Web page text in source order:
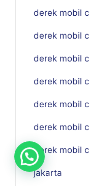
derek mobil
derek mobil
derek mobil
derek mobil
derek mobil
derek mobil
derek mobil
jakarta